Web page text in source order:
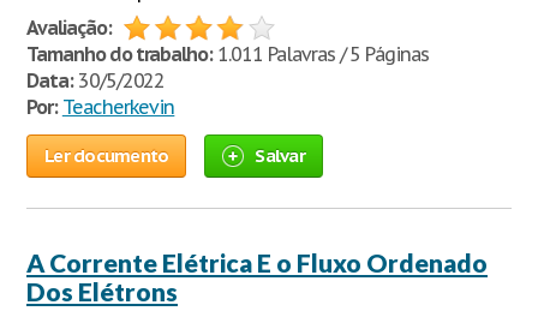
Avaliação:
Tamanho do trabalho:1.011 Palavras / 5 Páginas
Data:30/5/2022
Por: Teacherkevin
Ler documento Salvar
A Corrente Elétrica E o Fluxo Ordenado
Dos Elétrons